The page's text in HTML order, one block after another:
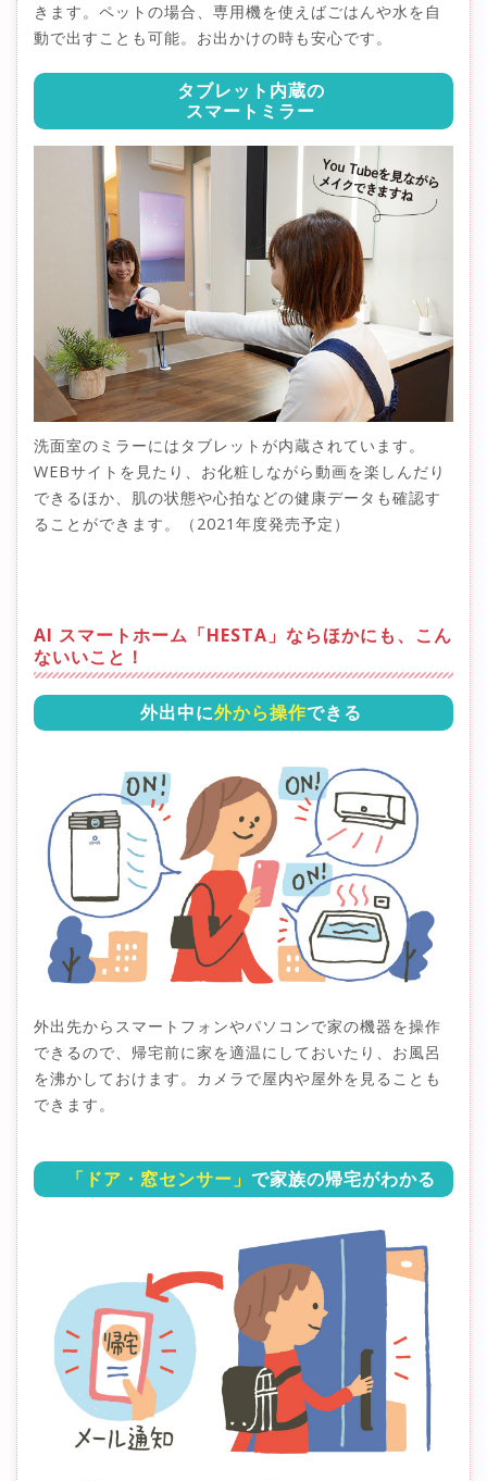
きます。ペットの場合、専用機を使えばごはんや水を自
動で出すことも可能。お出かけの時も安心です。
タブレット内蔵の
スマートミラー
洗面室のミラーにはタブレットが内蔵されています。
WEBサイトを見たり、お化粧しながら動画を楽しんだり
できるほか、肌の状態や心拍などの健康データも確認す
ることができます。（2021年度発売予定）
AI スマートホーム「HESTA」ならほかにも、こん
ないいこと！
外出中に外から操作できる
外出先からスマートフォンやパソコンで家の機器を操作
できるので、帰宅前に家を適温にしておいたり、お風呂
を沸かしておけます。カメラで屋内や屋外を見ることも
できます。
「ドア・窓センサー」 で家族の帰宅がわかる